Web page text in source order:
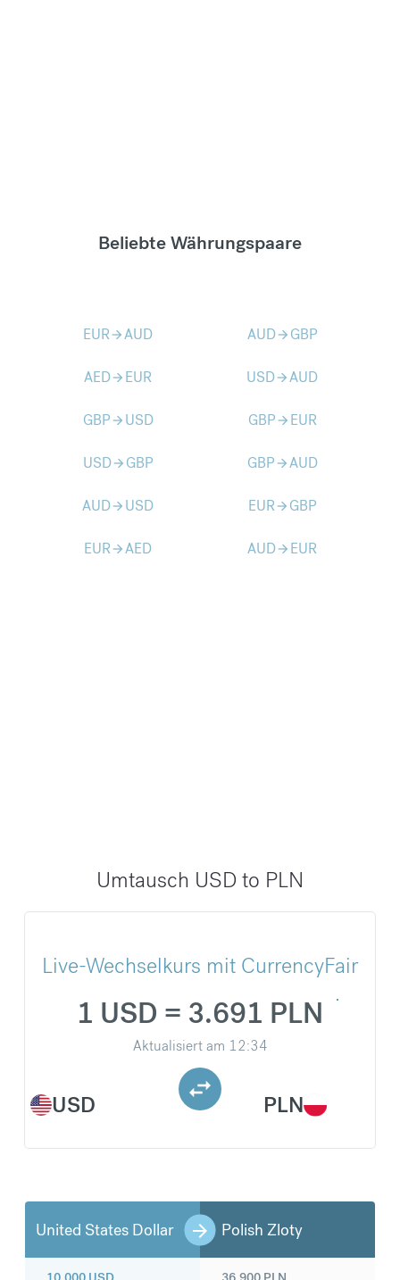
Beliebte Währungspaare
EURarrow_forwardAUD AUDarrow_forward GBP
AEDarrow_forward EUR USDarrow_forwardAUD
GBParrow_forward USD GBParrow_forward EUR
USDarrow_forward GBP GBParrow_forwardAUD
AUDarrow_forward USD EURarrow_forward GBP
EURarrow_forwardAED AUDarrow_forward EUR
Umtausch USD to PLN
Live-Wechselkurs mit CurrencyFair
USD
1 USD = 3.691 PLN
Aktualisiert am 12:34
PLN
United States Dollar Polish Zloty